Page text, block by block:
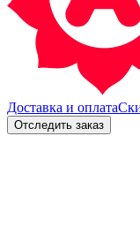
Доставка и оплата
Отследить заказ